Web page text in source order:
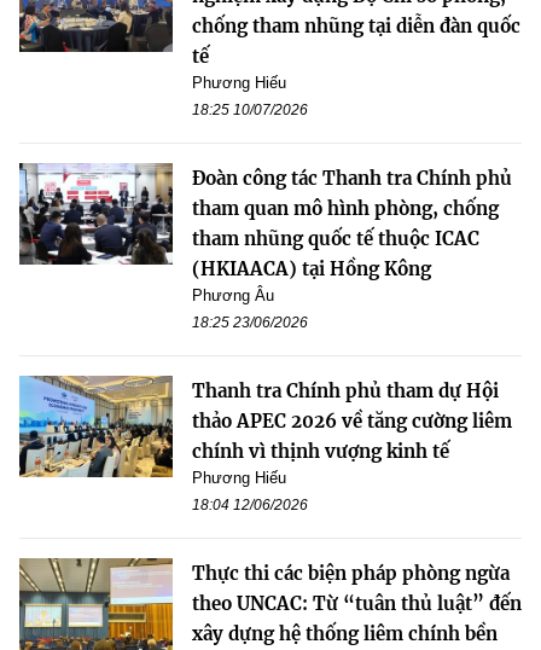
chống tham nhũng tại diễn đàn quốc
tế
Phương Hiếu
18:25 10/07/2026
Đoàn công tác Thanh tra Chính phủ
tham quan mô hình phòng, chống
tham nhũng quốc tế thuộc ICAC
(HKIAACA) tại Hồng Kông
Phương Âu
18:25 23/06/2026
Thanh tra Chính phủ tham dự Hội
thảo APEC 2026 về tăng cường liêm
chính vì thịnh vượng kinh tế
Phương Hiếu
18:04 12/06/2026
Thực thi các biện pháp phòng ngừa
theo UNCAC: Từ “tuân thủ luật” đến
xây dựng hệ thống liêm chính bền